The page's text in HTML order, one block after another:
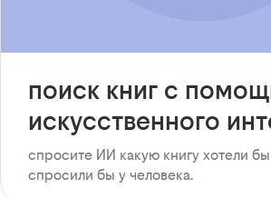
поиск книг с
искусственного
спросите ИИ какую книгу хотели бы
спросили бы у человека.